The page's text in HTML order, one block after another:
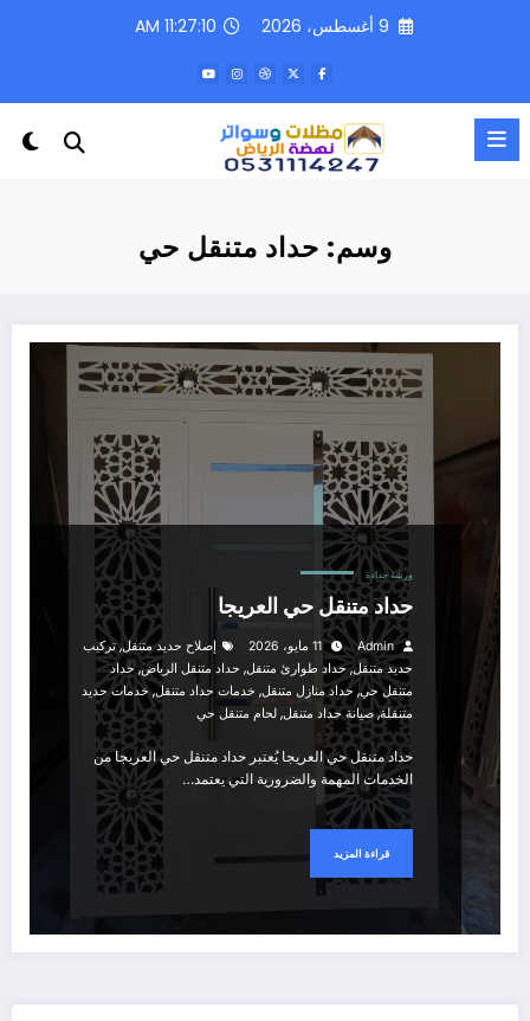
9 أغسطس، 2026 11:27:10 AM
وسم: حداد متنقل حي
ورشة حدادة
حداد متنقل حي العريجا
Admin 11 مايو، 2026 إصلاح حديد متنقل,تركيب
حديد متنقل,حداد طوارئ متنقل, حداد متنقل الرياض,حداد
متنقل حي,حداد منازل متنقل, خدمات حداد متنقل,خدمات حديد
متنقلة,صيانة حداد متنقل, لحام متنقل حي
حداد متنقل حي العريجا يُعتبر حداد متنقل حي العريجا من
الخدمات المهمة والضرورية التي يعتمد…
قراءة المزيد